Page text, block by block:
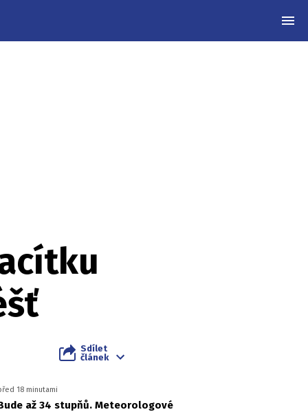
Sdílet
článek
18 minutami
až 34 stupňů. Meteorologové